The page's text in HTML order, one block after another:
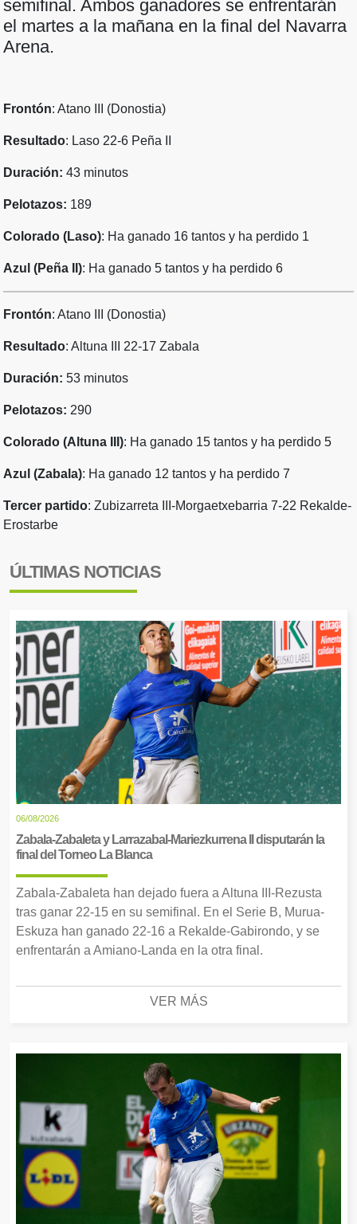
semifinal. Ambos ganadores se enfrentarán
el martes a la mañana en la final del Navarra
Arena.
Frontón: Atano III (Donostia)
Resultado: Laso 22-6 Peña II
Duración: 43 minutos
Pelotazos: 189
Colorado (Laso): Ha ganado 16 tantos y ha perdido 1
Azul (Peña II): Ha ganado 5 tantos y ha perdido 6
Frontón: Atano III (Donostia)
Resultado: Altuna III 22-17 Zabala
Duración: 53 minutos
Pelotazos: 290
Colorado (Altuna III): Ha ganado 15 tantos y ha perdido 5
Azul (Zabala): Ha ganado 12 tantos y ha perdido 7
Tercer partido: Zubizarreta III-Morgaetxebarria 7-22 Rekalde-
Erostarbe
ÚLTIMAS NOTICIAS
06/08/2026
Zabala-Zabaleta y Larrazabal-Mariezkurrena II disputarán la
final del Torneo La Blanca
Zabala-Zabaleta han dejado fuera a Altuna III-Rezusta
tras ganar 22-15 en su semifinal. En el Serie B, Murua-
Eskuza han ganado 22-16 a Rekalde-Gabirondo, y se
enfrentarán a Amiano-Landa en la otra final.
VER MÁS